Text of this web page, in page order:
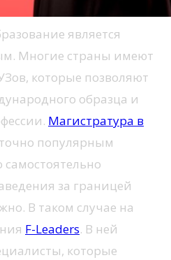
является
Многие страны имеют
которые позволяют
образца и
Магистратура в
популярным
за границей
В таком случае на
F-Leaders. В ней
которые